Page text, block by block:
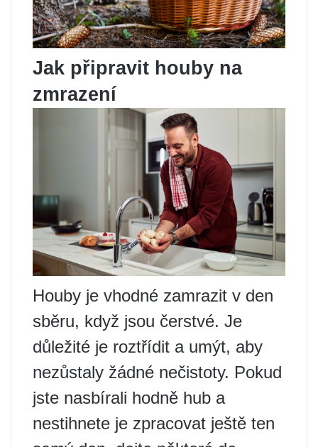
Jak připravit houby na
zmrazení
Houby je vhodné zamrazit v den
sběru, když jsou čerstvé. Je
důležité je roztřídit a umýt, aby
nezůstaly žádné nečistoty. Pokud
jste nasbírali hodně hub a
nestihnete je zpracovat ještě ten